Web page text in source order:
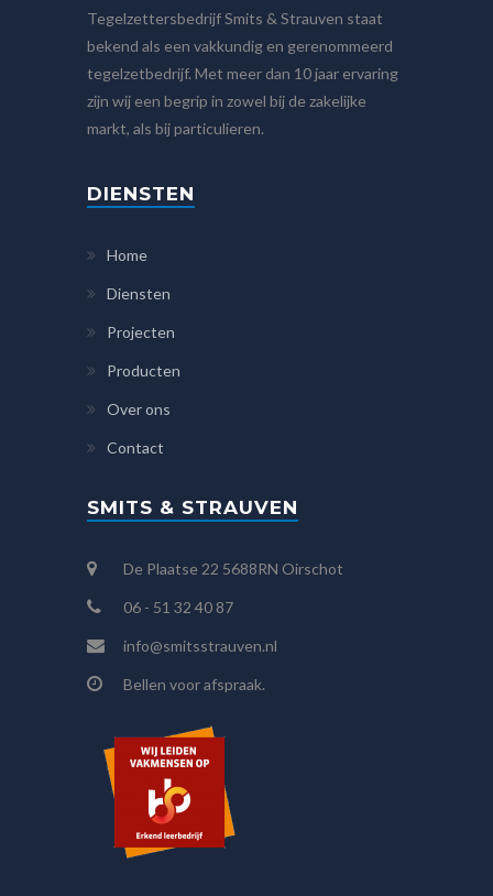
Tegelzettersbedrijf Smits & Strauven staat
bekend als een vakkundig en gerenommeerd
tegelzetbedrijf. Met meer dan 10 jaar ervaring
zijn wij een begrip in zowel bij de zakelijke
markt, als bij particulieren.
DIENSTEN
Home
Diensten
Projecten
Producten
Over ons
Contact
SMITS & STRAUVEN
De Plaatse 22 5688RN Oirschot
06 - 51 32 40 87
info@smitsstrauven.nl
Bellen voor afspraak.